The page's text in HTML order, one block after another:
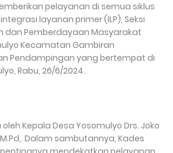
pelayanan di semua siklus
layanan primer (ILP), Seksi
dan Pemberdayaan Masyarakat
Kecamatan Gambiran
Pendampingan yang bertempat di
Rabu, 26/6/2024.
Kepala Desa Yosomulyo Drs. Joko
Dalam sambutannya, Kades